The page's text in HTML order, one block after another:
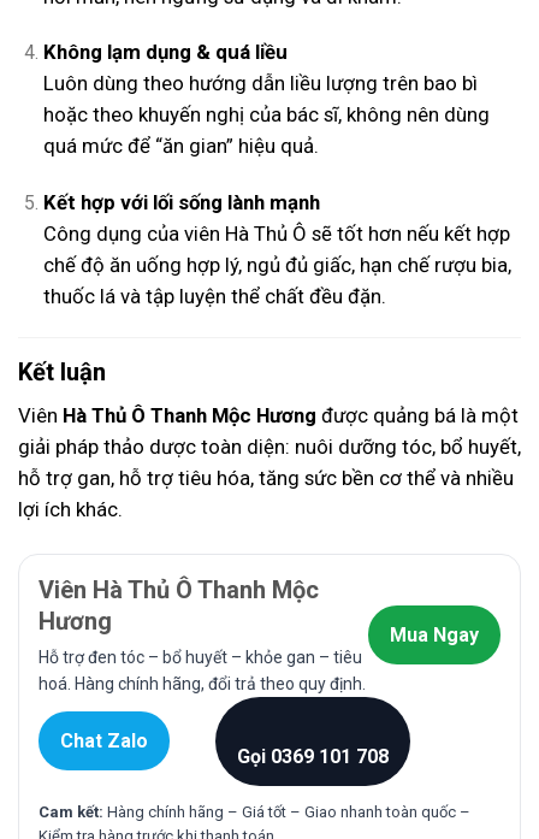
Không lạm dụng & quá liều
Luôn dùng theo hướng dẫn liều lượng trên bao bì
hoặc theo khuyến nghị của bác sĩ, không nên dùng
quá mức để “ăn gian” hiệu quả.
Kết hợp với lối sống lành mạnh
Công dụng của viên Hà Thủ Ô sẽ tốt hơn nếu kết hợp
chế độ ăn uống hợp lý, ngủ đủ giấc, hạn chế rượu bia,
thuốc lá và tập luyện thể chất đều đặn.
Kết luận
Viên Hà Thủ Ô Thanh Mộc Hương được quảng bá là một
giải pháp thảo dược toàn diện: nuôi dưỡng tóc, bổ huyết,
hỗ trợ gan, hỗ trợ tiêu hóa, tăng sức bền cơ thể và nhiều
lợi ích khác.
Viên Hà Thủ Ô Thanh Mộc
Hương
Hỗ trợ đen tóc – bổ huyết – khỏe gan – tiêu
hoá. Hàng chính hãng, đổi trả theo quy định.
Mua Ngay
Chat Zalo
Gọi 0369 101 708
Cam kết: Hàng chính hãng – Giá tốt – Giao nhanh toàn quốc –